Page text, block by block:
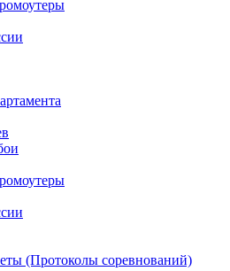
(Протоколы соревнований)